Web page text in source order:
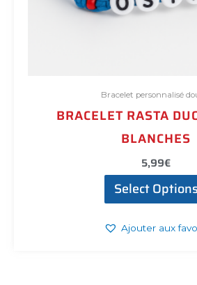
Bracelet personnalisé
BRACELET RASTA
BLANCHES
5,99€
Select Options
Ajouter aux